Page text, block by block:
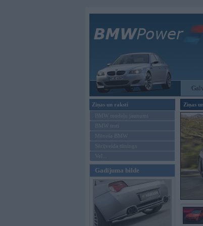
Ziņas un raksti
BMW modeļu jaunumi
BMW testi
Mēneša BMW
Sērijveida tūnings
Vel...
Gadījuma bilde
Ziņas